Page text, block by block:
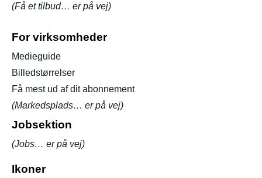
(Få et tilbud… er på vej)
For virksomheder
Medieguide
Billedstørrelser
Få mest ud af dit abonnement
(Markedsplads… er på vej)
Jobsektion
(Jobs… er på vej)
Ikoner